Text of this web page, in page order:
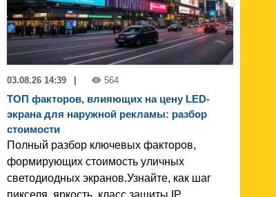
03.08.26 14:39 564
ТОП факторов, влияющих на цену LED-
экрана для наружной рекламы: разбор
стоимости
Полный разбор ключевых факторов,
формирующих стоимость уличных
светодиодных экранов.Узнайте, как шаг